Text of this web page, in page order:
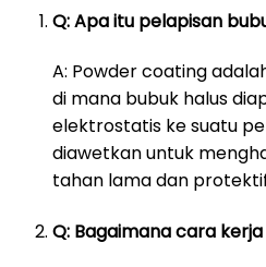
Q: Apa itu pelapisan
A: Powder coating
di mana bubuk halus
elektrostatis ke suatu
diawetkan untuk
tahan lama dan
Q: Bagaimana cara